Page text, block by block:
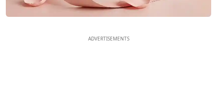
ADVERTISEMENTS